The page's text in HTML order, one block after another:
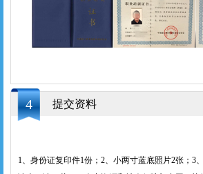
4 提交资料
1、身份证复印件1份；2、小两寸蓝底照片2张；3